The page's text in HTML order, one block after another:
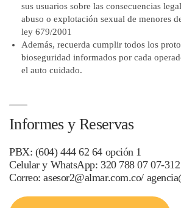
sus usuarios sobre las consecuencias
abuso o explotación sexual de menores
ley 679/2001
Además, recuerda cumplir todos los
bioseguridad informados por cada
el auto cuidado.
Informes y Reservas
PBX: (604) 444 62 64 opción 1
Celular y WhatsApp: 320 788 07 07-
Correo: asesor2@almar.com.co/